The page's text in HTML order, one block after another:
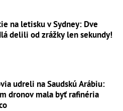
na letisku v Sydney: Dve
delili od zrážky len sekundy!
udreli na Saudskú Arábiu:
dronov mala byť rafinéria